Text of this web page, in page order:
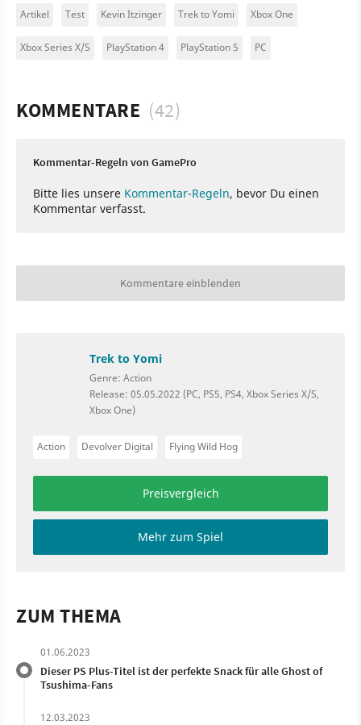
Artikel Test Kevin Itzinger Trek to Yomi Xbox One
Xbox Series X/S PlayStation 4 PlayStation 5 PC
KOMMENTARE (42)
Kommentar-Regeln von GamePro
Bitte lies unsere Kommentar-Regeln, bevor Du einen
Kommentar verfasst.
Kommentare einblenden
Trek to Yomi
Genre: Action
Release: 05.05.2022 (PC, PS5, PS4, Xbox Series X/S,
Xbox One)
Action Devolver Digital Flying Wild Hog
Preisvergleich
Mehr zum Spiel
ZUM THEMA
01.06.2023
Dieser PS Plus-Titel ist der perfekte Snack für alle Ghost of
Tsushima-Fans
12.03.2023